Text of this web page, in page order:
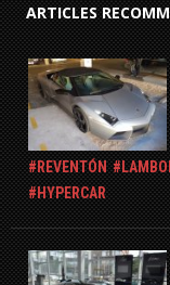
ARTICLES
REVENTÓN
HYPERCAR